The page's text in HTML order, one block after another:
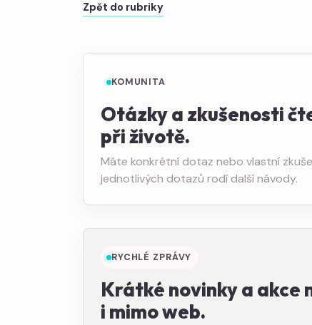
Zpět do rubriky
KOMUNITA
Otázky a zkušenosti
při životě.
Máte konkrétní dotaz nebo vlastní
jednotlivých dotazů rodí další návody.
RYCHLÉ ZPRÁVY
Krátké novinky a akce
i mimo web.